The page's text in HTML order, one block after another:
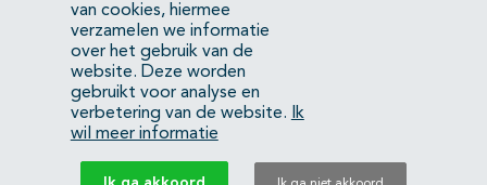
(088) 505 34 34
info@richtlijnendatabase.nl
YouTubeLinkedIn
van cookies, hiermee
verzamelen we informatie
over het gebruik van de
website. Deze worden
gebruikt voor analyse en
verbetering van de website.
Ik
wil meer informatie